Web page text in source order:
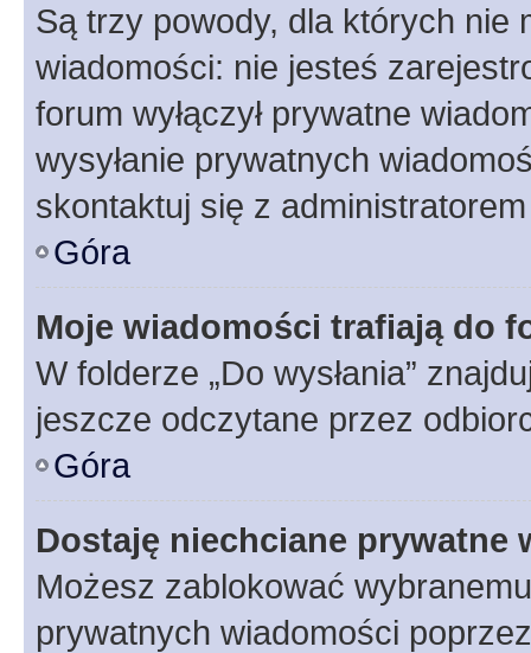
Są trzy powody, dla których nie
wiadomości: nie jesteś
forum wyłączył prywatne
wysyłanie prywatnych
skontaktuj się z
Góra
Moje wiadomości trafiają do
W folderze „Do wysłania”
jeszcze odczytane przez
Góra
Dostaję niechciane prywatne
Możesz zablokować
prywatnych wiadomości